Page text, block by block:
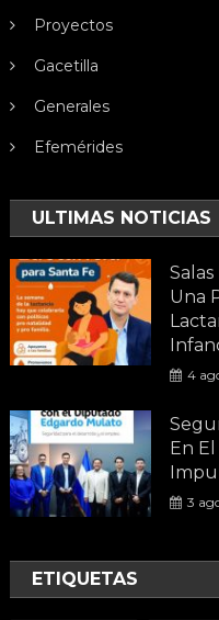
Proyectos
Gacetilla
Generales
Efemérides
ULTIMAS NOTICIAS
Una
4
En
3
ETIQUETAS